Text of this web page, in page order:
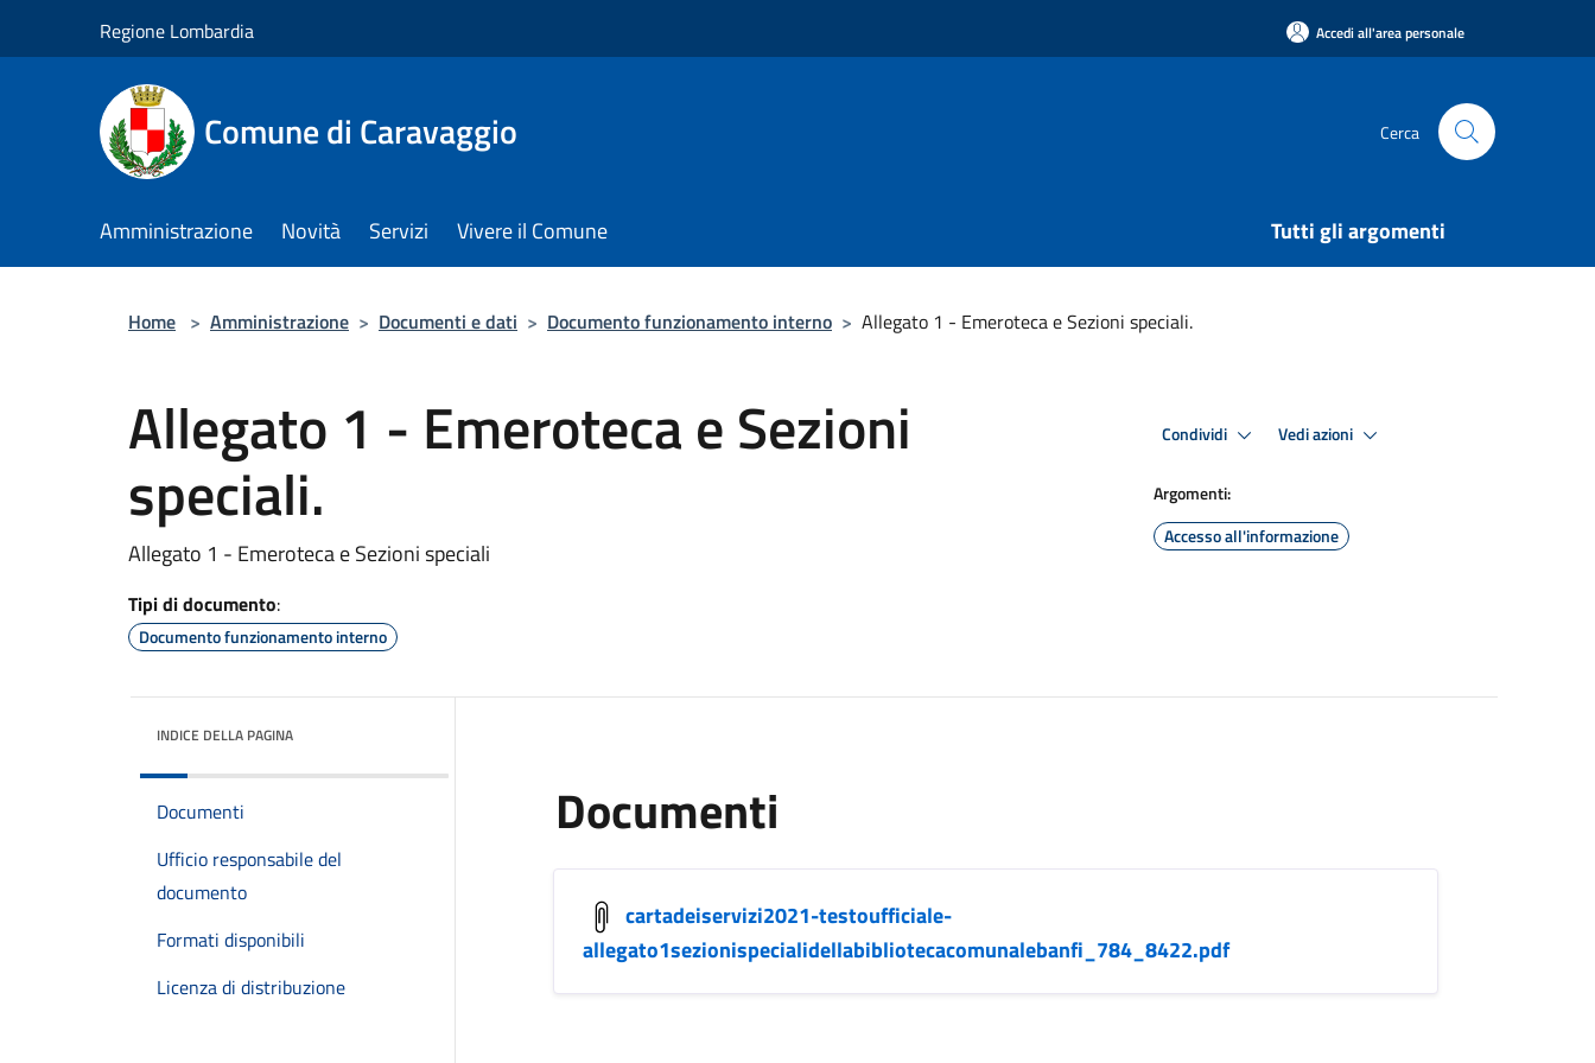
Regione Lombardia Accedi all'area personale
Comune di Caravaggio Cerca
Amministrazione Novità Servizi Vivere il Comune Tutti gli argomenti
Home > Amministrazione > Documenti e dati > Documento funzionamento interno > Allegato 1 - Emeroteca e Sezioni speciali.
Allegato 1 - Emeroteca e Sezioni
speciali.
Allegato 1 - Emeroteca e Sezioni speciali
Tipi di documento:
Documento funzionamento interno
Condividi Vedi azioni
Argomenti:
Accesso all'informazione
INDICE DELLA PAGINA
Documenti
Ufficio responsabile del
documento
Formati disponibili
Licenza di distribuzione
Documenti
cartadeiservizi2021-testoufficiale-
allegato1sezionispecialidellabibliotecacomunalebanfi_784_8422.pdf